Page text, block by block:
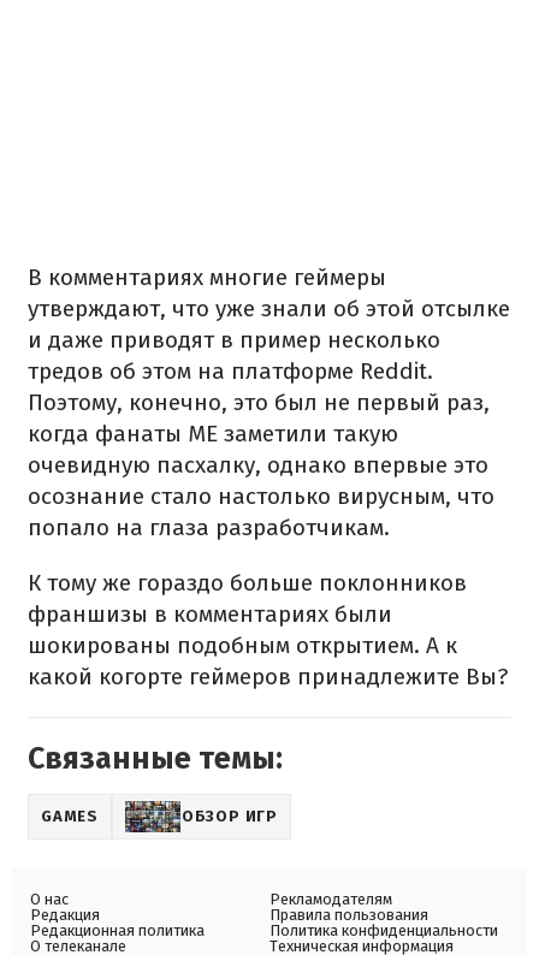
В комментариях многие геймеры
утверждают, что уже знали об этой отсылке
и даже приводят в пример несколько
тредов об этом на платформе Reddit.
Поэтому, конечно, это был не первый раз,
когда фанаты ME заметили такую
очевидную пасхалку, однако впервые это
осознание стало настолько вирусным, что
попало на глаза разработчикам.
К тому же гораздо больше поклонников
франшизы в комментариях были
шокированы подобным открытием. А к
какой когорте геймеров принадлежите Вы?
Связанные темы:
GAMES ОБЗОР ИГР
О нас
Редакция
Редакционная политика
О телеканале
Рекламодателям
Правила пользования
Политика конфиденциальности
Техническая информация